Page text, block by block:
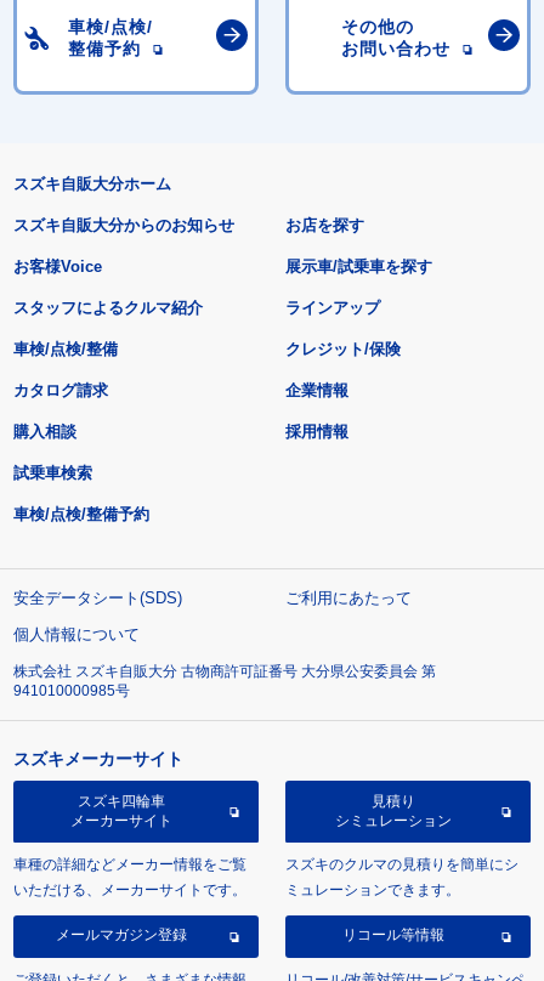
車検/点検/
整備予約
その他の
お問い合わせ
スズキ自販大分ホーム
スズキ自販大分からのお知らせ
お客様Voice
スタッフによるクルマ紹介
お店を探す
展示車/試乗車を探す
ラインアップ
車検/点検/整備 クレジット/保険
カタログ請求
購入相談
試乗車検索
車検/点検/整備予約
企業情報
採用情報
安全データシート(SDS)
ご利用にあたって
個人情報について
株式会社 スズキ自販大分 古物商許可証番号 大分県公安委員会 第
941010000985号
スズキメーカーサイト
スズキ四輪車
メーカーサイト
車種の詳細などメーカー情報をご覧
いただける、メーカーサイトです。
見積り
シミュレーション
スズキのクルマの見積りを簡単にシ
ミュレーションできます。
メールマガジン登録 リコール等情報